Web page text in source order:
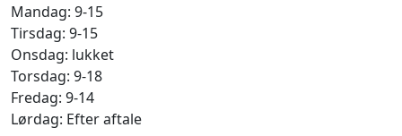
Mandag: 9-15
Tirsdag: 9-15
Onsdag: lukket
Torsdag: 9-18
Fredag: 9-14
Lørdag: Efter aftale